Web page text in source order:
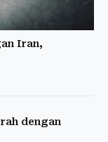
Iran,
dengan